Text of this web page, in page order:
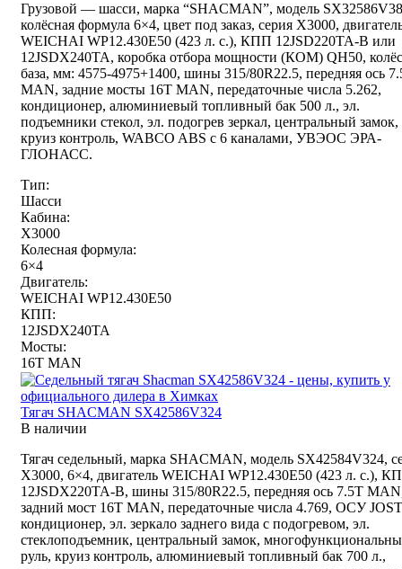
Грузовой — шасси, марка “SHACMAN”, модель
колёсная формула 6×4, цвет под заказ, серия X3000,
WEICHAI WP12.430E50 (423 л. с.), КПП 12JSD220TA-B или
12JSDX240TA, коробка отбора мощности (КОМ) QH50,
база, мм: 4575-4975+1400, шины 315/80R22.5, передняя ось
MAN, задние мосты 16T MAN, передаточные числа 5.262,
кондиционер, алюминиевый топливный бак 500 л., эл.
подъемники стекол, эл. подогрев зеркал, центральный замок,
круиз контроль, WABCO ABS с 6 каналами, УВЭОС ЭРА-
ГЛОНАСС.
Тип:
Шасси
Кабина:
X3000
Колесная формула:
6×4
Двигатель:
WEICHAI WP12.430E50
КПП:
12JSDX240TA
Мосты:
16T MAN
Тягач SHACMAN SX42586V324
В наличии
Тягач седельный, марка SHACMAN, модель SX42584V324,
Х3000, 6×4, двигатель WEICHAI WP12.430E50 (423 л. с.),
12JSDX220TA-B, шины 315/80R22.5, передняя ось 7.5T
задний мост 16T MAN, передаточные числа 4.769, ОСУ
кондиционер, эл. зеркало заднего вида с подогревом, эл.
стеклоподъемник, центральный замок,
руль, круиз контроль, алюминиевый топливный бак 700 л.,